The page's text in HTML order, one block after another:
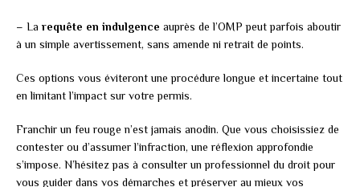
– La requête en indulgence auprès de l’OMP peut parfois aboutir
à un simple avertissement, sans amende ni retrait de points.
Ces options vous éviteront une procédure longue et incertaine tout
en limitant l’impact sur votre permis.
Franchir un feu rouge n’est jamais anodin. Que vous choisissiez de
contester ou d’assumer l’infraction, une réflexion approfondie
s’impose. N’hésitez pas à consulter un professionnel du droit pour
vous guider dans vos démarches et préserver au mieux vos